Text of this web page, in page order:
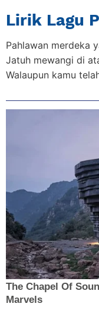
Lirik Lagu
Pahlawan merdeka
Jatuh mewangi di
Walaupun kamu